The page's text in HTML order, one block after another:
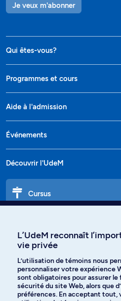
Je veux m'abonner
Qui êtes-vous?
Programmes et cours
Aide à l'admission
Événements
Découvrir l'UdeM
Cursus
Langues
L’UdeM reconnaît
vie privée
L’utilisation de témoins nous
personnaliser votre expérience
sont obligatoires pour assurer
sécurité du site Web, alors que
préférences. En acceptant tout,